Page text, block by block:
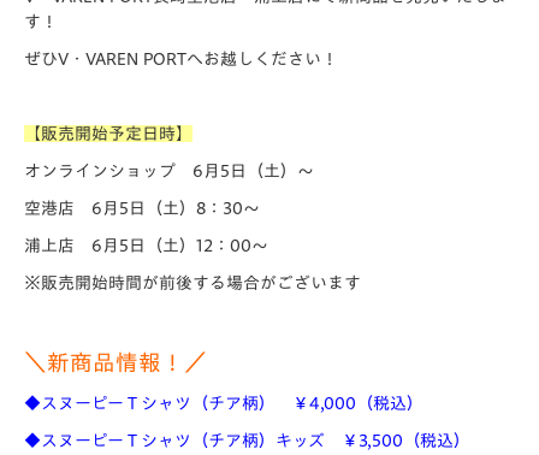
す！
ぜひV・VAREN PORTへお越しください！
【販売開始予定日時】
オンラインショップ 6 月5日（土）～
空港店 6月5日（土）8：30～
浦上店 6月5日（土）12：00～
※販売開始時間が前後する場合がございます
＼新商品情報！／
◆スヌーピーＴシャツ（チア柄） ￥4,000 （税込）
◆スヌーピーＴシャツ（チア柄）キッズ ￥3,500 （税込）